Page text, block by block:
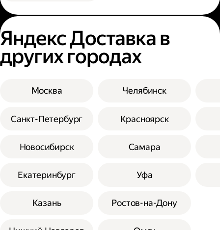
Яндекс Доставка в
других городах
Москва
Санкт-Петербург
Новосибирск
Екатеринбург
Казань
Челябинск
Красноярск
Самара
Уфа
Ростов-на-Дону